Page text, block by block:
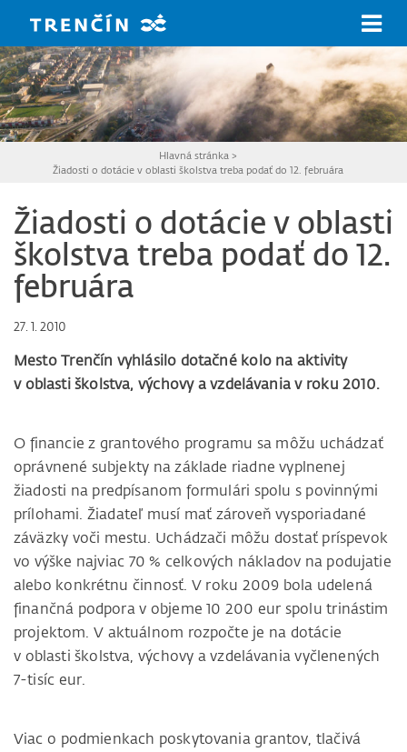
Hlavná stránka >
Žiadosti o dotácie v oblasti školstva treba podať do 12. februára
Žiadosti o dotácie v oblasti
školstva treba podať do 12.
februára
27. 1. 2010
Mesto Trenčín vyhlásilo dotačné kolo na aktivity
v oblasti školstva, výchovy a vzdelávania v roku 2010.
O financie z grantového programu sa môžu uchádzať
oprávnené subjekty na základe riadne vyplnenej
žiadosti na predpísanom formulári spolu s povinnými
prílohami. Žiadateľ musí mať zároveň vysporiadané
záväzky voči mestu. Uchádzači môžu dostať príspevok
vo výške najviac 70 % celkových nákladov na podujatie
alebo konkrétnu činnosť. V roku 2009 bola udelená
finančná podpora v objeme 10 200 eur spolu trinástim
projektom. V aktuálnom rozpočte je na dotácie
v oblasti školstva, výchovy a vzdelávania vyčlenených
7-tisíc eur.
Viac o podmienkach poskytovania grantov, tlačivá